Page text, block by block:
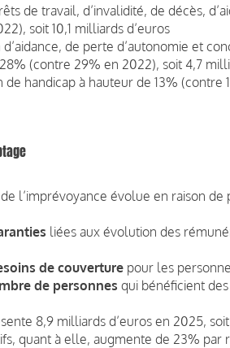
de travail, d’invalidité, de décès,
soit 10,1 milliards d’euros
d’aidance, de perte d’autonomie et
(contre 29% en 2022), soit 4,7
de handicap à hauteur de 13% (contre
l’imprévoyance évolue en raison de
liées aux évolution des
de couverture pour les
de personnes qui bénéficient des
8,9 milliards d’euros en 2025,
quant à elle, augmente de 23%